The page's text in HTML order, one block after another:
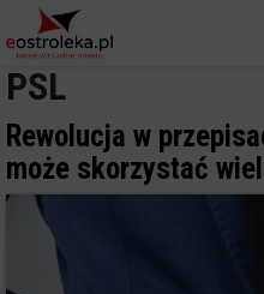
PSL
Rewolucja w
może skorzystać